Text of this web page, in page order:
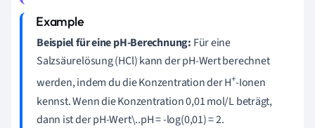
Beispiel für eine pH-Berechnung: Für eine
Salzsäurelösung (HCl) kann der pH-Wert berechnet
werden, indem du die Konzentration der H+-Ionen
kennst. Wenn die Konzentration 0,01 mol/L beträgt,
dann ist der pH-Wert\..pH = -log(0,01) = 2.